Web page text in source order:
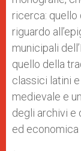
ricerca:
riguardo
municipali
quello della
classici latini
medievale e
degli archivi e
ed economica